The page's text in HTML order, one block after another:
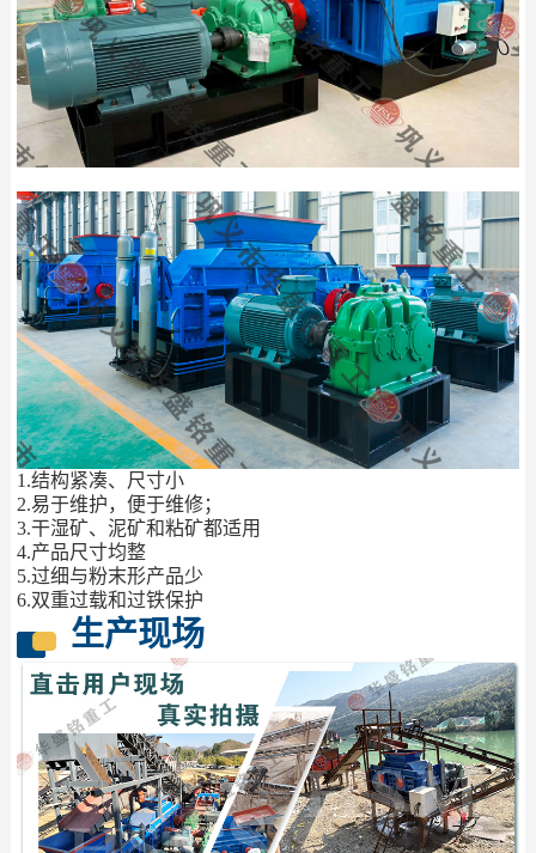
1.结构紧凑、尺寸小
2.易于维护，便于维修；
3.干湿矿、泥矿和粘矿都适用
4.产品尺寸均整
5.过细与粉末形产品少
6.双重过载和过铁保护
生产现场